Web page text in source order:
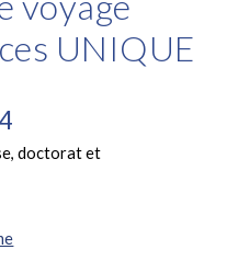
UNIQUE
doctorat et